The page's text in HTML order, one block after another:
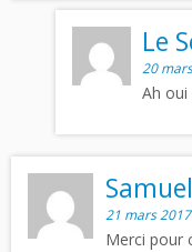
Le
20
Ah oui
21 mars
Merci pour